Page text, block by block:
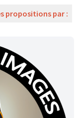
propositions par :